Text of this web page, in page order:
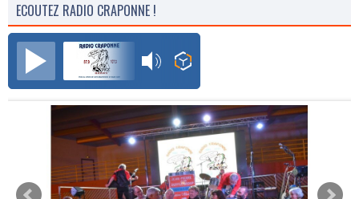
ECOUTEZ RADIO CRAPONNE !
Radio Craponne FM